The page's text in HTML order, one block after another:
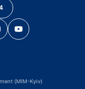
(MIM-Kyiv)